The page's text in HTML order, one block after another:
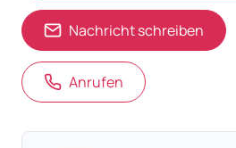
Nachricht schreiben
Anrufen